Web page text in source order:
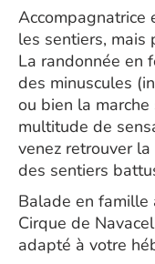
Accompagnatrice
les sentiers, mais
La randonnée en
des minuscules
ou bien la
multitude de
venez retrouver
des sentiers
Balade en famille
Cirque de
adapté à votre